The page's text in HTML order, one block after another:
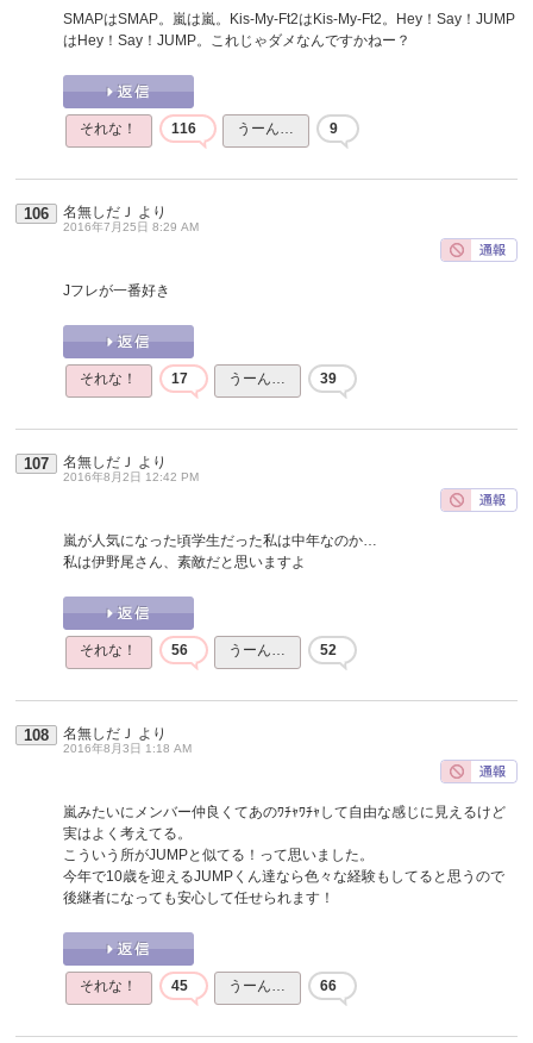
SMAPはSMAP。嵐は嵐。Kis-My-Ft2はKis-My-Ft2。Hey！Say！JUMP
はHey！Say！JUMP。これじゃダメなんですかねー？
それな！ 116 うーん… 9
106 名無しだＪ より
2016年7月25日 8:29 AM
Jフレが一番好き
それな！ 17 うーん… 39
107 名無しだＪ より
2016年8月2日 12:42 PM
嵐が人気になった頃学生だった私は中年なのか…
私は伊野尾さん、素敵だと思いますよ
それな！ 56 うーん… 52
108 名無しだＪ より
2016年8月3日 1:18 AM
嵐みたいにメンバー仲良くてあのﾜﾁｬﾜﾁｬして自由な感じに見えるけど
実はよく考えてる。
こういう所がJUMPと似てる！って思いました。
今年で10歳を迎えるJUMPくん達なら色々な経験もしてると思うので
後継者になっても安心して任せられます！
それな！ 45 うーん… 66